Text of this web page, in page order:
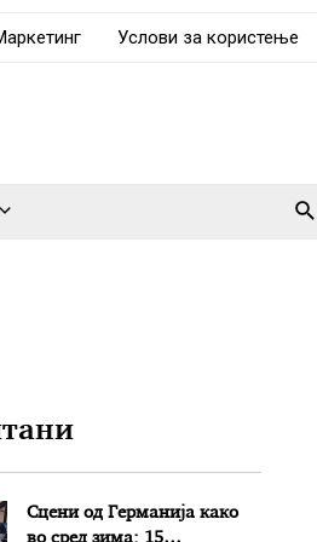
Услови за користење
Сцени од Германија како
во сред зима: 15